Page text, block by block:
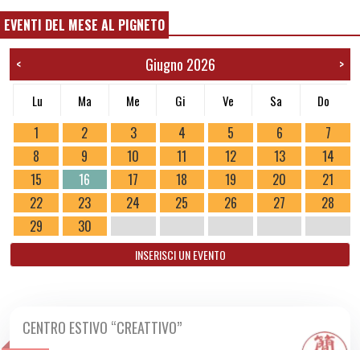
EVENTI DEL MESE AL PIGNETO
< Giugno 2026 >
Lu Ma Me Gi Ve Sa Do
1 2 3 4 5 6
7
8
9 10 11 12 13
14
15
16 17 18 19 20
21
22
23 24 25 26 27
28
29
30
INSERISCI UN EVENTO
DA MAR 09/06 A VEN 03/07 2026
CENTRO ESTIVO “CREATTIVO”